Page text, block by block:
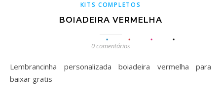
KITS COMPLETOS
BOIADEIRA VERMELHA
0 comentários
Lembrancinha personalizada boiadeira vermelha para
baixar gratis